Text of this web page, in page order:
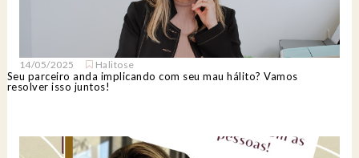
14/05/2025 Halitose
Seu parceiro anda implicando com seu mau hálito? Vamos
resolver isso juntos!